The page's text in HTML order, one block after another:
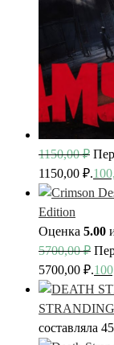
1150,00₽
1150,00 ₽.
Edition
Оценка 5.00
5700,00₽
5700,00 ₽.
STRANDING
составляла